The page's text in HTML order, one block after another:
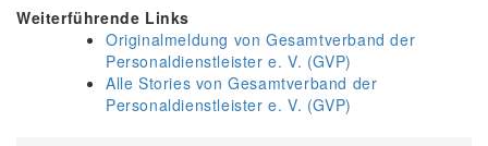
Weiterführende Links
Originalmeldung von Gesamtverband der
Personaldienstleister e. V. (GVP)
Alle Stories von Gesamtverband der
Personaldienstleister e. V. (GVP)